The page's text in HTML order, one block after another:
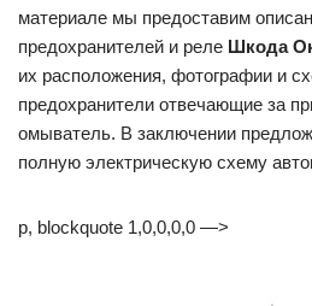
материале мы предоставим
предохранителей и реле Шкода
их расположения, фотографии и
предохранители отвечающие за
омыватель. В заключении
полную электрическую схему
p, blockquote 1,0,0,0,0 —>